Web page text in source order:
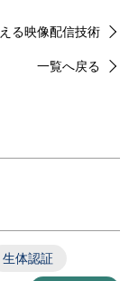
る映像配信技術
一覧へ戻る
生体認証